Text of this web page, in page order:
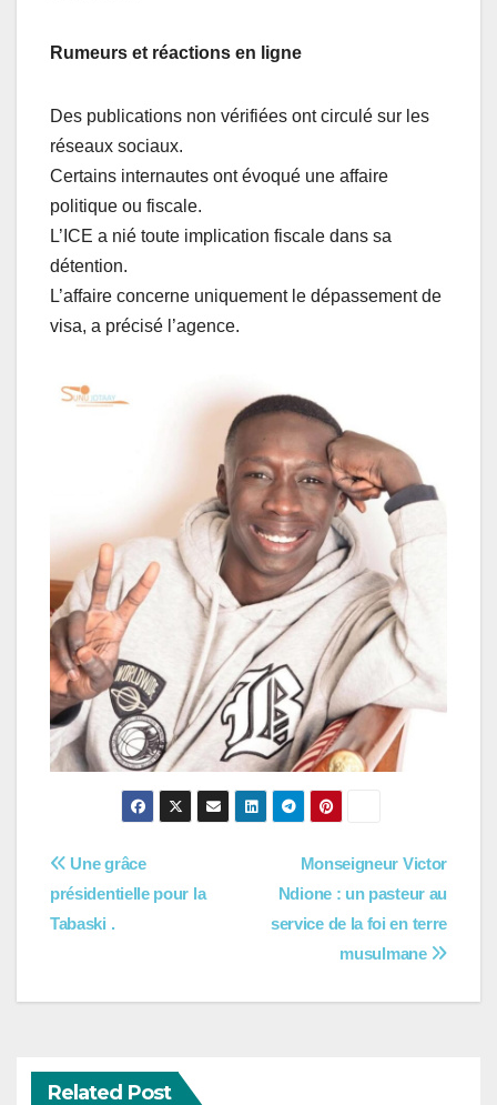
Rumeurs et réactions en ligne
Des publications non vérifiées ont circulé sur les
réseaux sociaux.
Certains internautes ont évoqué une affaire
politique ou fiscale.
L’ICE a nié toute implication fiscale dans sa
détention.
L’affaire concerne uniquement le dépassement de
visa, a précisé l’agence.
Navigation
de
Monseigneur Victor
Ndione : un pasteur au
service de la foi en terre
musulmane
Une grâce
présidentielle pour la
Tabaski .
Related Post